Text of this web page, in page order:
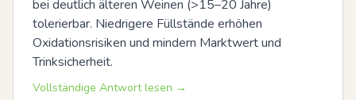
bei deutlich älteren Weinen (>15–20 Jahre)
tolerierbar. Niedrigere Füllstände erhöhen
Oxidationsrisiken und mindern Marktwert und
Trinksicherheit.
Vollständige Antwort lesen →